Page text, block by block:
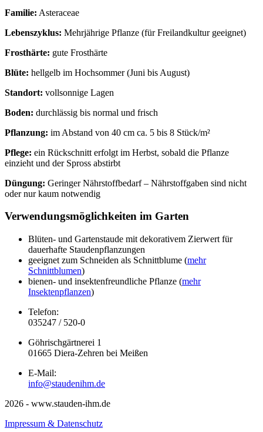
Familie: Asteraceae
Lebenszyklus: Mehrjährige Pflanze (für Freilandkultur geeignet)
Frosthärte: gute Frosthärte
Blüte: hellgelb im Hochsommer (Juni bis August)
Standort: vollsonnige Lagen
Boden: durchlässig bis normal und frisch
Pflanzung: im Abstand von 40 cm ca. 5 bis 8 Stück/m²
Pflege: ein Rückschnitt erfolgt im Herbst, sobald die Pflanze
einzieht und der Spross abstirbt
Düngung: Geringer Nährstoffbedarf – Nährstoffgaben sind nicht
oder nur kaum notwendig
Verwendungsmöglichkeiten im Garten
Blüten- und Gartenstaude mit dekorativem Zierwert für
dauerhafte Staudenpflanzungen
geeignet zum Schneiden als Schnittblume (mehr
Schnittblumen)
bienen- und insektenfreundliche Pflanze (mehr
Insektenpflanzen)
Telefon:
035247 / 520-0
Göhrischgärtnerei 1
01665 Diera-Zehren bei Meißen
E-Mail:
info@staudenihm.de
2026 - www.stauden-ihm.de
Impressum & Datenschutz